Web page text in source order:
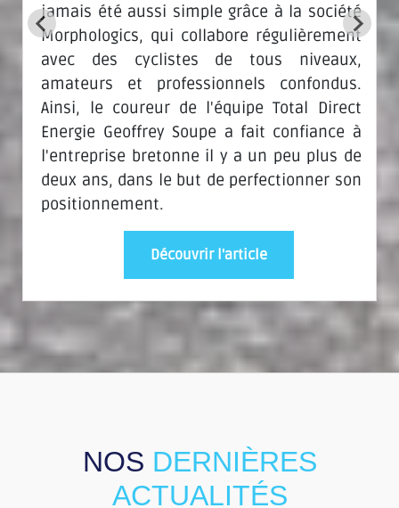
jamais été aussi simple grâce à la société
Morphologics, qui collabore régulièrement
avec des cyclistes de tous niveaux,
amateurs et professionnels confondus.
Ainsi, le coureur de l'équipe Total Direct
Energie Geoffrey Soupe a fait confiance à
l'entreprise bretonne il y a un peu plus de
deux ans, dans le but de perfectionner son
positionnement.
Découvrir l'article
NOS DERNIÈRES
ACTUALITÉS